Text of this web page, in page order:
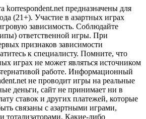
korrespondent.net предназначены для
(21+). Участие в азартных играх
зависимость. Соблюдайте
ответственной игры. При
признаков зависимости
к специалисту. Помните, что
играх не может являться источником
работе. Информационный
не проводит игры на реальные
деньги, сайт не принимает ни в
ставок и других платежей, которые
связаны с азартными играми,
тотализаторами. Какие-либо